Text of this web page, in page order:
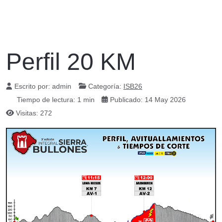
Perfil 20 KM
Escrito por: admin Categoría: ISB26
Tiempo de lectura: 1 min
Publicado: 14 May 2026
Visitas: 272